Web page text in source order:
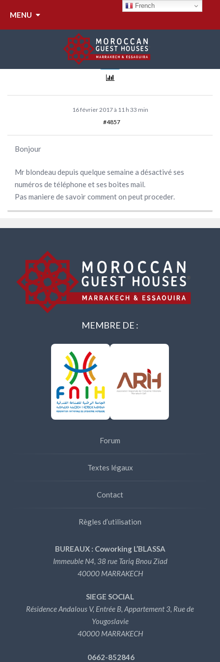
MENU FACTOBOX
Anonyme
16 février 2017 à 11 h 33 min
#4857
Bonjour
Mr blondeau depuis quelque semaine a désactivé ses
numéros de téléphone et ses boites mail.
Pas maniere de savoir comment on peut proceder.
MEMBRE DE :
Forum
Textes légaux
Contact
Règles d’utilisation
BUREAUX : Coworking L’BLASSA
Immeuble N4, 38 rue Tariq Bnou Ziad
40000 MARRAKECH
SIEGE SOCIAL
Résidence Andalous V, Entrée B, Appartement 3, Rue de
Yougoslavie
40000 MARRAKECH
0662-852846
French